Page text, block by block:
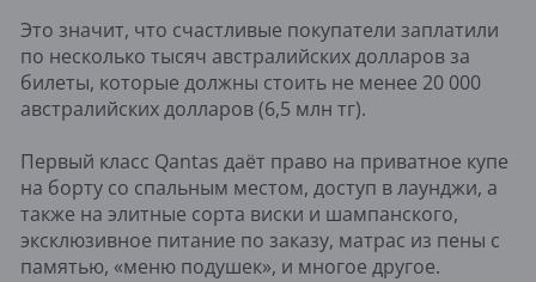
Это значит, что счастливые покупатели заплатили
по несколько тысяч австралийских долларов за
билеты, которые должны стоить не менее 20 000
австралийских долларов (6,5 млн тг).
Первый класс Qantas даёт право на приватное купе
на борту со спальным местом, доступ в лаунджи, а
также на элитные сорта виски и шампанского,
эксклюзивное питание по заказу, матрас из пены с
памятью, «меню подушек», и многое другое.